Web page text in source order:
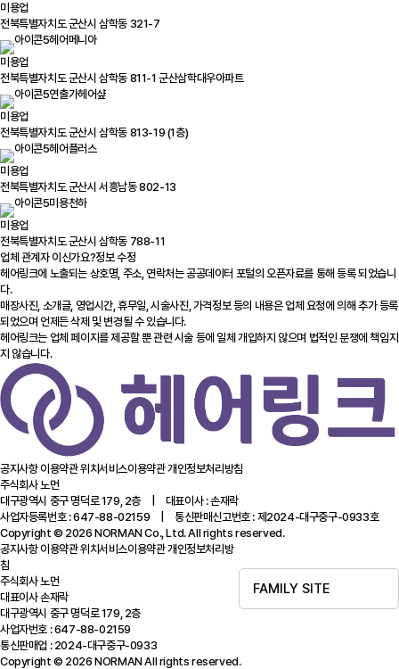
미용업
전북특별자치도 군산시 삼학동 321-7
헤어메니아
미용업
전북특별자치도 군산시 삼학동 811-1 군산삼학대우아파트
연출가헤어샾
미용업
전북특별자치도 군산시 삼학동 813-19 (1층)
헤어플러스
미용업
전북특별자치도 군산시 서흥남동 802-13
미용천하
미용업
전북특별자치도 군산시 삼학동 788-11
업체 관계자 이신가요?정보 수정
헤어링크에 노출되는 상호명, 주소, 연락처는 공공데이터 포털의 오픈자료를 통해 등록 되었습니
다.
매장사진, 소개글, 영업시간, 휴무일, 시술사진, 가격정보 등의 내용은 업체 요청에 의해 추가 등록
되었으며 언제든 삭제 및 변경될 수 있습니다.
헤어링크는 업체 페이지를 제공할 뿐 관련 시술 등에 일체 개입하지 않으며 법적인 분쟁에 책임지
지 않습니다.
공지사항이용약관위치서비스이용약관개인정보처리방침
주식회사 노먼
대구광역시 중구 명덕로 179, 2층 | 대표이사 : 손재락
사업자등록번호 : 647-88-02159 | 통신판매신고번호 : 제2024-대구중구-0933호
Copyright © 2026 NORMAN Co., Ltd. All rights reserved.
FAMILY SITE
공지사항이용약관위치서비스이용약관개인정보처리방
침
주식회사 노먼
대표이사 손재락
대구광역시 중구 명덕로 179, 2층
사업자번호 : 647-88-02159
통신판매업 : 2024-대구중구-0933
Copyright © 2026 NORMAN All rights reserved.